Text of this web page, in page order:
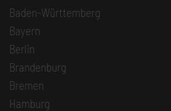
Baden-Württemberg
Bayern
Berlin
Brandenburg
Bremen
Hamburg